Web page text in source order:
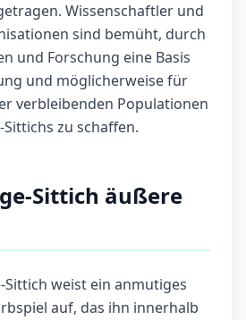
Wissenschaftler und
sind bemüht, durch
und Forschung eine Basis
und möglicherweise für
verbleibenden Populationen
zu schaffen.
Sittich äußere
Sittich weist ein anmutiges
auf, das ihn innerhalb